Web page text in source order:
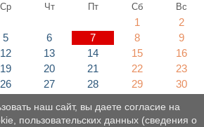
Ср Чт Пт Сб Вс
1
2
5 6 7 8
9
12 13 14 15
16
19 20 21 22
23
26 27 28 29
30
наш сайт, вы даете согласие на
пользовательских данных (сведения о